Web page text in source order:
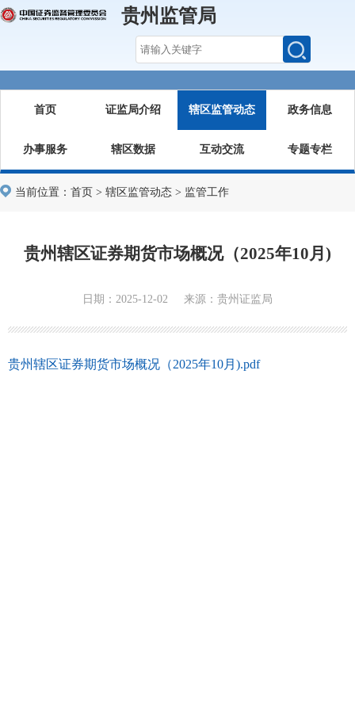
贵州监管局
首页 证监局介绍 辖区监管动态 政务信息
办事服务 辖区数据 互动交流 专题专栏
当前位置： 首页 > 辖区监管动态 > 监管工作
贵州辖区证券期货市场概况（2025年10月)
日期：2025-12-02 来源：贵州证监局
贵州辖区证券期货市场概况（2025年10月).pdf